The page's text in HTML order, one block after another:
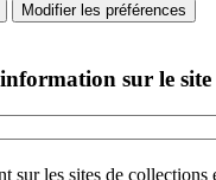
Modifier les préférences
sur le site
sur les sites de collections